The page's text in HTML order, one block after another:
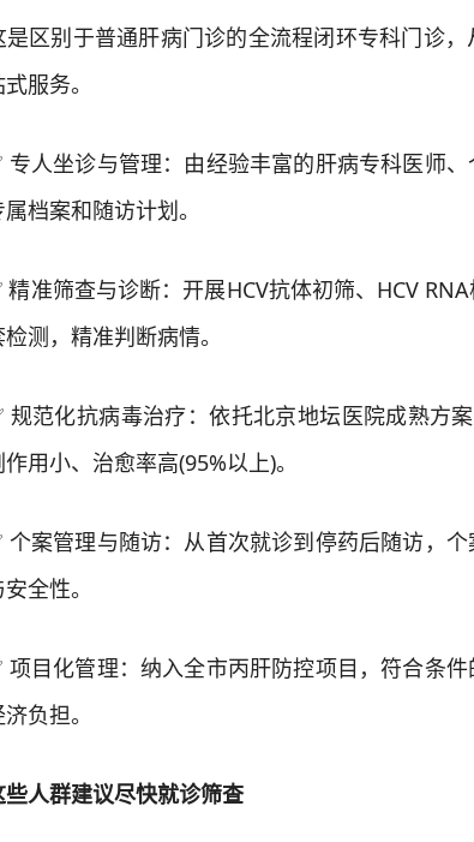
别于普通肝病门诊的全流程闭环专科门诊，
服务。
人坐诊与管理：由经验丰富的肝病专科医师、
档案和随访计划。
准筛查与诊断：开展HCV抗体初筛、HCV
测，精准判断病情。
范化抗病毒治疗：依托北京地坛医院成熟方案
用小、治愈率高(95%以上)。
案管理与随访：从首次就诊到停药后随访，个
全性。
目化管理：纳入全市丙肝防控项目，符合条件
负担。
群建议尽快就诊筛查